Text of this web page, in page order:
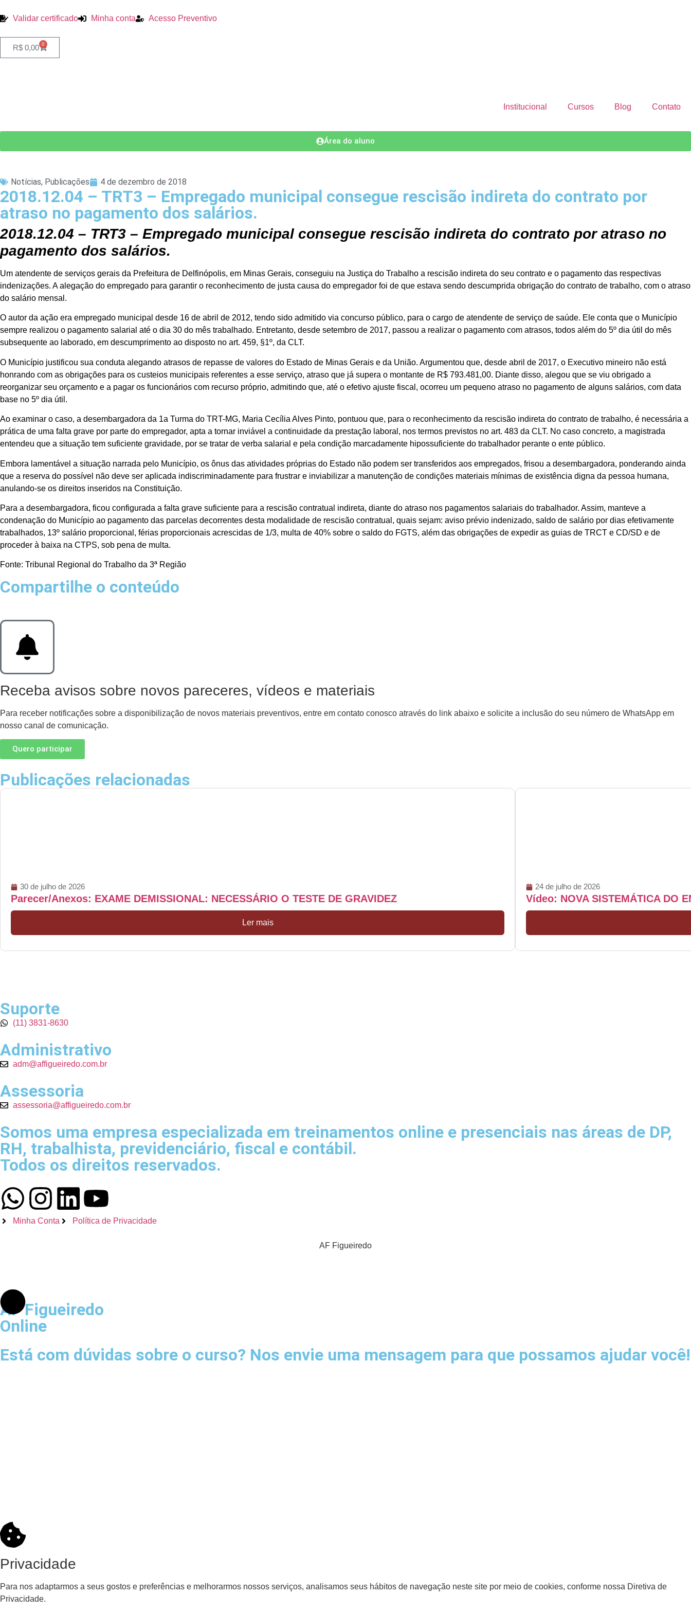
Validar certificado Minha conta Acesso Preventivo
R$ 0,00 0
Institucional Cursos Blog Contato
Área do aluno
Notícias, Publicações 4 de dezembro de 2018
2018.12.04 – TRT3 – Empregado municipal consegue rescisão indireta do contrato por
atraso no pagamento dos salários.
2018.12.04 – TRT3 – Empregado municipal consegue rescisão indireta do contrato por atraso no
pagamento dos salários.
Um atendente de serviços gerais da Prefeitura de Delfinópolis, em Minas Gerais, conseguiu na Justiça do Trabalho a rescisão indireta do seu contrato e o pagamento das respectivas
indenizações. A alegação do empregado para garantir o reconhecimento de justa causa do empregador foi de que estava sendo descumprida obrigação do contrato de trabalho, com o atraso
do salário mensal.
O autor da ação era empregado municipal desde 16 de abril de 2012, tendo sido admitido via concurso público, para o cargo de atendente de serviço de saúde. Ele conta que o Município
sempre realizou o pagamento salarial até o dia 30 do mês trabalhado. Entretanto, desde setembro de 2017, passou a realizar o pagamento com atrasos, todos além do 5º dia útil do mês
subsequente ao laborado, em descumprimento ao disposto no art. 459, §1º, da CLT.
O Município justificou sua conduta alegando atrasos de repasse de valores do Estado de Minas Gerais e da União. Argumentou que, desde abril de 2017, o Executivo mineiro não está
honrando com as obrigações para os custeios municipais referentes a esse serviço, atraso que já supera o montante de R$ 793.481,00. Diante disso, alegou que se viu obrigado a
reorganizar seu orçamento e a pagar os funcionários com recurso próprio, admitindo que, até o efetivo ajuste fiscal, ocorreu um pequeno atraso no pagamento de alguns salários, com data
base no 5º dia útil.
Ao examinar o caso, a desembargadora da 1a Turma do TRT-MG, Maria Cecília Alves Pinto, pontuou que, para o reconhecimento da rescisão indireta do contrato de trabalho, é necessária a
prática de uma falta grave por parte do empregador, apta a tornar inviável a continuidade da prestação laboral, nos termos previstos no art. 483 da CLT. No caso concreto, a magistrada
entendeu que a situação tem suficiente gravidade, por se tratar de verba salarial e pela condição marcadamente hipossuficiente do trabalhador perante o ente público.
Embora lamentável a situação narrada pelo Município, os ônus das atividades próprias do Estado não podem ser transferidos aos empregados, frisou a desembargadora, ponderando ainda
que a reserva do possível não deve ser aplicada indiscriminadamente para frustrar e inviabilizar a manutenção de condições materiais mínimas de existência digna da pessoa humana,
anulando-se os direitos inseridos na Constituição.
Para a desembargadora, ficou configurada a falta grave suficiente para a rescisão contratual indireta, diante do atraso nos pagamentos salariais do trabalhador. Assim, manteve a
condenação do Município ao pagamento das parcelas decorrentes desta modalidade de rescisão contratual, quais sejam: aviso prévio indenizado, saldo de salário por dias efetivamente
trabalhados, 13º salário proporcional, férias proporcionais acrescidas de 1/3, multa de 40% sobre o saldo do FGTS, além das obrigações de expedir as guias de TRCT e CD/SD e de
proceder à baixa na CTPS, sob pena de multa.
Fonte: Tribunal Regional do Trabalho da 3ª Região
Compartilhe o conteúdo
Receba avisos sobre novos pareceres, vídeos e materiais
Para receber notificações sobre a disponibilização de novos materiais preventivos, entre em contato conosco através do link abaixo e solicite a inclusão do seu número de WhatsApp em
nosso canal de comunicação.
Quero participar
Publicações relacionadas
30 de julho de 2026
Parecer/Anexos: EXAME DEMISSIONAL: NECESSÁRIO O TESTE DE GRAVIDEZ
Ler mais
24 de julho de 2026
Vídeo: NOVA SISTEMÁTICA DO
Suporte
(11) 3831-8630
Administrativo
adm@affigueiredo.com.br
Assessoria
assessoria@affigueiredo.com.br
Somos uma empresa especializada em treinamentos online e presenciais nas áreas de DP,
RH, trabalhista, previdenciário, fiscal e contábil.
Todos os direitos reservados.
Minha Conta Política de Privacidade
AF Figueiredo
AF Figueiredo
Online
Está com dúvidas sobre o curso? Nos envie uma mensagem para que possamos ajudar você!
Privacidade
Para nos adaptarmos a seus gostos e preferências e melhorarmos nossos serviços, analisamos seus hábitos de navegação neste site por meio de cookies, conforme nossa Diretiva de
Privacidade.